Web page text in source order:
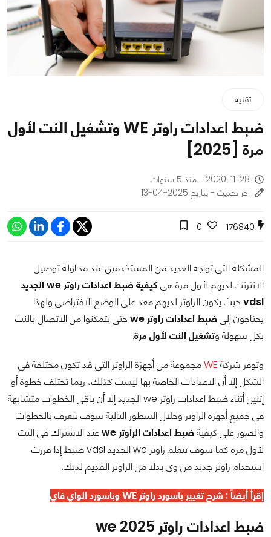
تقنية
ضبط اعدادات راوتر WE وتشغيل النت لأول
مرة [2025]
2020-11-28 - منذ 5 سنوات
اخر تحديث - بتاريخ 2025-04-13
176840
0
المشكلة التي تواجه العديد من المستخدمين عند محاولة توصيل
الانترنت لديهم لأول مرة هي
كيفية ضبط اعدادات راوتر we الجديد
vdsl حيث يكون الراوتر لديهم معد على الوضع الافتراضي ولهذا
يحتاجون إلى ضبط اعدادات راوتر we
حتى يتمكنوا من الاتصال بالنت
بكل سهولة وتشغيل النت لأول مرة.
وتوفر شركة WEمجموعة من أجهزة الراوتر التي قد تكون مختلفة في
الشكل إلا أن الاعدادات الخاصة بها ليست كذلك، ربما تختلف خطوة أو
إثنين أثناء ضبط اعدادات راوتر we الجديد إلا أن باقي الخطوات متشابهة
في جميع أجهزة الراوتر وخلال السطور التالية سوف نتعرف بالخطوات
والصور على كيفية ضبط اعدادات الراوتر we
عند الاشتراك في النت
لأول مرة كما سوف تتعلم راوتر we الجديد vdsl ضبط إذا قررت
استخدام راوتر جديد من وي بدلا من الراوتر القديم لديك.
إقرأ أيضاً : شرح تغيير باسورد راوتر WE وباسورد الواي فاي
ضبط اعدادات راوتر we 2025